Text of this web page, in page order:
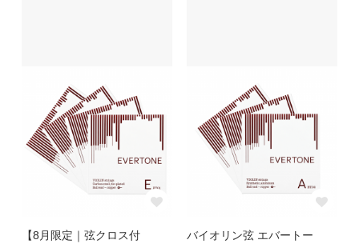
【8月限定｜弦クロス付
バイオリン弦 エバートー